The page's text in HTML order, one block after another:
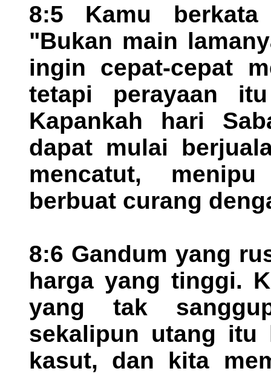
8:5 Kamu
"Bukan main
ingin cepat-cepat
tetapi perayaan
Kapankah hari
dapat mulai
mencatut,
berbuat curang
8:6 Gandum yang
harga yang tinggi.
yang tak
sekalipun utang itu
kasut, dan kita